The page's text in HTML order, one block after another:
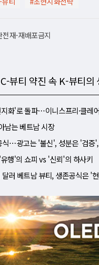
재-재배포금지
뷰티 약진 속 K-뷰티의
화'로 돌파⋯이니스프리·클레
는 베트남 시장
⋯광고는 '불신', 성분은 '검증
행'의 쇼피 vs '신뢰'의 하사키
러 베트남 뷰티, 생존공식은 '